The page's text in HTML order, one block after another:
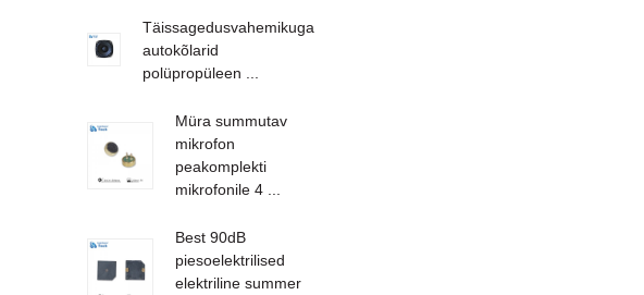
Täissagedusvahemikuga
autokõlarid
polüpropüleen ...
Müra summutav
mikrofon
peakomplekti
mikrofonile 4 ...
Best 90dB
piesoelektrilised
elektriline summer